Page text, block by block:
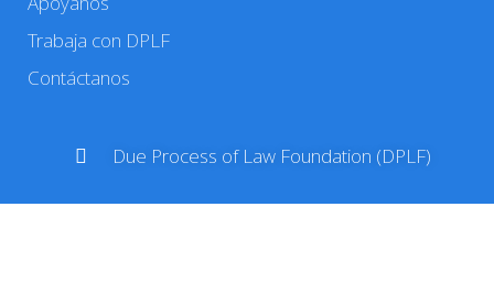
Trabaja con DPLF
Contáctanos
Due Process of Law Foundation (DPLF)